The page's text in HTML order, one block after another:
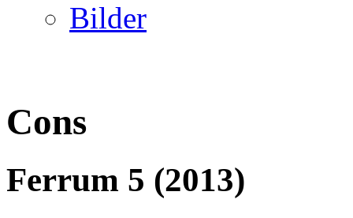
Bilder
Cons
Ferrum 5 (2013)